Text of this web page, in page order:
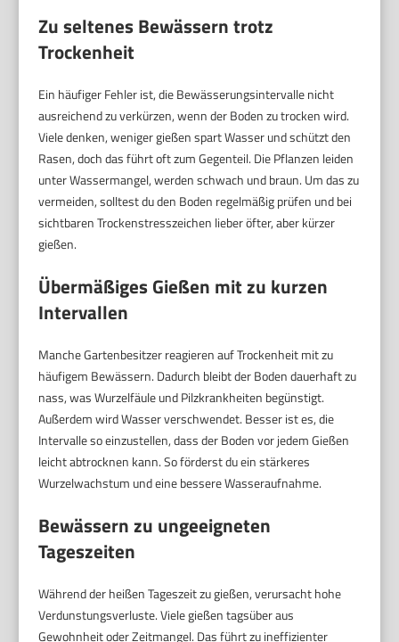
Zu seltenes Bewässern trotz
Trockenheit
Ein häufiger Fehler ist, die Bewässerungsintervalle nicht
ausreichend zu verkürzen, wenn der Boden zu trocken wird.
Viele denken, weniger gießen spart Wasser und schützt den
Rasen, doch das führt oft zum Gegenteil. Die Pflanzen leiden
unter Wassermangel, werden schwach und braun. Um das zu
vermeiden, solltest du den Boden regelmäßig prüfen und bei
sichtbaren Trockenstresszeichen lieber öfter, aber kürzer
gießen.
Übermäßiges Gießen mit zu kurzen
Intervallen
Manche Gartenbesitzer reagieren auf Trockenheit mit zu
häufigem Bewässern. Dadurch bleibt der Boden dauerhaft zu
nass, was Wurzelfäule und Pilzkrankheiten begünstigt.
Außerdem wird Wasser verschwendet. Besser ist es, die
Intervalle so einzustellen, dass der Boden vor jedem Gießen
leicht abtrocknen kann. So förderst du ein stärkeres
Wurzelwachstum und eine bessere Wasseraufnahme.
Bewässern zu ungeeigneten
Tageszeiten
Während der heißen Tageszeit zu gießen, verursacht hohe
Verdunstungsverluste. Viele gießen tagsüber aus
Gewohnheit oder Zeitmangel. Das führt zu ineffizienter